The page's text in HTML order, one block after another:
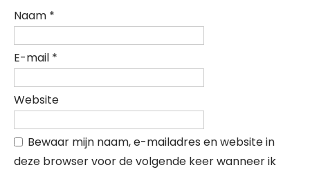
Naam *
E-mail *
Website
Bewaar mijn naam, e-mailadres en website in
deze browser voor de volgende keer wanneer ik